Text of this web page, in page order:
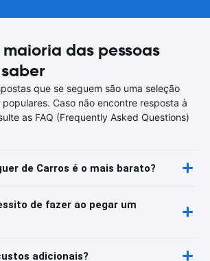
das pessoas
que se seguem são uma seleção
Caso não encontre resposta à
as FAQ (Frequently Asked Questions)
de Carros é o mais barato?
de fazer ao pegar um
adicionais?